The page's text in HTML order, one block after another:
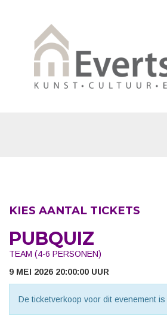
KIES AANTAL TICKETS
PUBQUIZ
TEAM (4-6 PERSONEN)
9 MEI 2026 20:00:00 UUR
De ticketverkoop voor dit evenement is